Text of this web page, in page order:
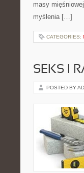
masy
myślenia […]
CATEGORIES:
SEKS I
POSTED BY